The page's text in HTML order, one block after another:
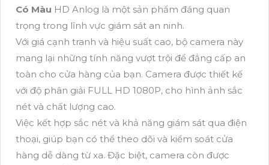
Có Màu HD Anlog là một sản phẩm đáng quan
trọng trong lĩnh vực giám sát an ninh.
Với giá cạnh tranh và hiệu suất cao, bộ camera này
mang lại những tính năng vượt trội để đẳng cấp an
toàn cho cửa hàng của bạn. Camera được thiết kế
với độ phân giải FULL HD 1080P, cho hình ảnh sắc
nét và chất lượng cao.
Việc kết hợp sắc nét và khả năng giám sát qua điện
thoại, giúp bạn có thể theo dõi và kiểm soát cửa
hàng dễ dàng từ xa. Đặc biệt, camera còn được